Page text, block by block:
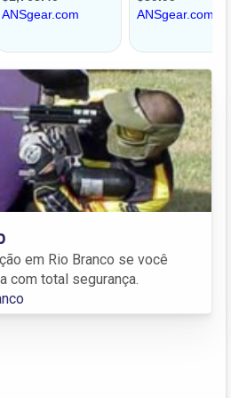
em Rio Branco se você
com total segurança.